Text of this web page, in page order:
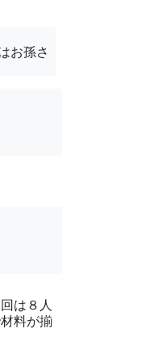
お孫さ
は８人
料が揃